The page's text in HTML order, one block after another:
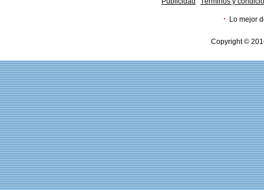
· Lo mejor
Copyright ©